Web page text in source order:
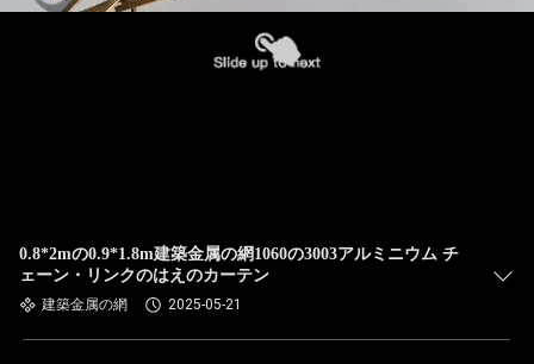
0.8*2mの0.9*1.8m建築金属の網1060の3003アルミニウム チ
ェーン・リンクのはえのカーテン
建築金属の網 2025-05-21